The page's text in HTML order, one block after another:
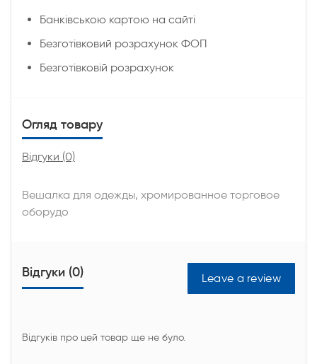
Банківською картою на сайті
Безготівковий розрахунок ФОП
Безготівковій розрахунок
Огляд товару
Відгуки (0)
Вешалка для одежды, хромированное торговое
оборудо
Відгуки (0) Leave a review
Відгуків про цей товар ще не було.